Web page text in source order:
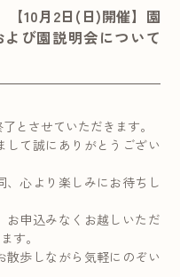
【10月2日(日)開催】園
び園説明会について
とさせていただきます。
て誠にありがとうござい
心より楽しみにお待ちし
お申込みなくお越しいただ
す。
歩しながら気軽にのぞい